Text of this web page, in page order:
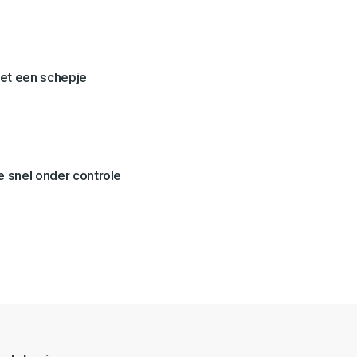
een schepje
snel onder controle